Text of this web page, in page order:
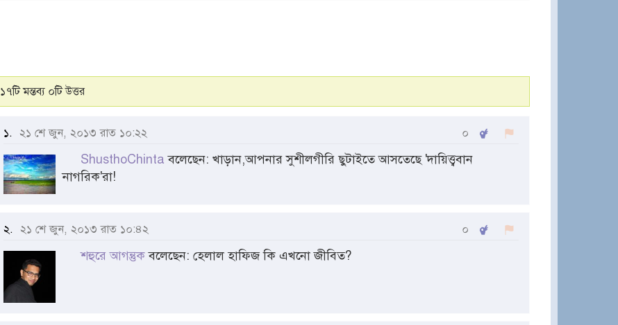
১৭টি মন্তব্য ০টি উত্তর
১. ২১ শে জুন, ২০১৩ রাত ১০:২২ ০
ShusthoChinta বলেছেন: খাড়ান,আপনার সুশীলগীরি ছুটাইতে আসতেছে 'দায়িত্ত্ববান
নাগরিক'রা!
২. ২১ শে জুন, ২০১৩ রাত ১০:৪২ ০
শহুরে আগন্তুকবলেছেন: হেলাল হাফিজ কি এখনো জীবিত?